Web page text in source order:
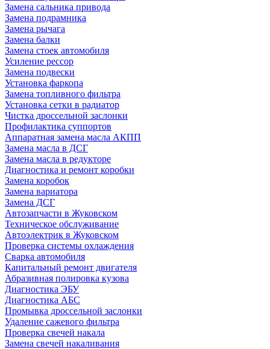
Замена сальника привода
Замена подрамника
Замена рычага
Замена балки
Замена стоек автомобиля
Усиление рессор
Замена подвески
Установка фаркопа
Замена топливного фильтра
Установка сетки в радиатор
Чистка дроссельной заслонки
Профилактика суппортов
Аппаратная замена масла АКПП
Замена масла в ДСГ
Замена масла в редукторе
Диагностика и ремонт коробки
Замена коробок
Замена вариатора
Замена ДСГ
Автозапчасти в Жуковском
Техническое обслуживание
Автоэлектрик в Жуковском
Проверка системы охлаждения
Сварка автомобиля
Капитальный ремонт двигателя
Абразивная полировка кузова
Диагностика ЭБУ
Диагностика АБС
Промывка дроссельной заслонки
Удаление сажевого фильтра
Проверка свечей накала
Замена свечей накаливания